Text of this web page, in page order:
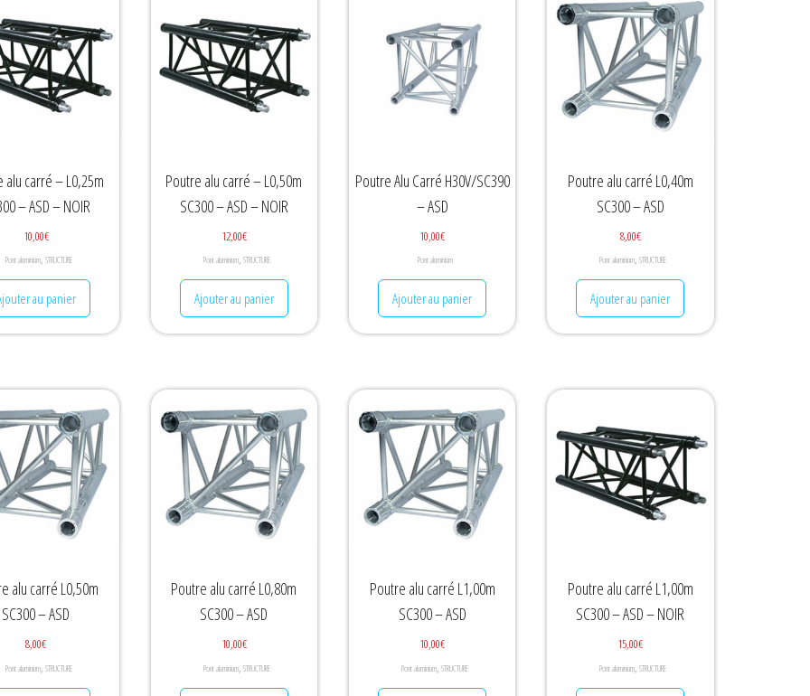
alu carré – L0,25m
– ASD – NOIR
10,00€
Pont aluminium, STRUCTURE
au panier
Poutre alu carré – L0,50m
SC300 – ASD – NOIR
12,00€
Pont aluminium, STRUCTURE
Ajouter au panier
Poutre Alu Carré H30V/SC390
– ASD
10,00€
Pont aluminium
Ajouter au panier
Poutre alu carré L0,40m
SC300 – ASD
8,00€
Pont aluminium, STRUCTURE
Ajouter au panier
alu carré L0,50m
SC300 – ASD
8,00€
Pont aluminium, STRUCTURE
Poutre alu carré L0,80m
SC300 – ASD
10,00€
Pont aluminium, STRUCTURE
Poutre alu carré L1,00m
SC300 – ASD
10,00€
Pont aluminium, STRUCTURE
Poutre alu carré L1,00m
SC300 – ASD – NOIR
15,00€
Pont aluminium, STRUCTURE